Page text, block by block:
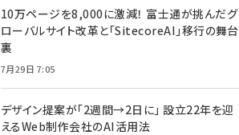
10万ページを8,000に激減！ 富士通が挑んだグ
ローバルサイト改革と「SitecoreAI」移行の舞台
裏
7月29日 7:05
デザイン提案が「2週間→2日に」 設立22年を迎
えるWeb制作会社のAI活用法